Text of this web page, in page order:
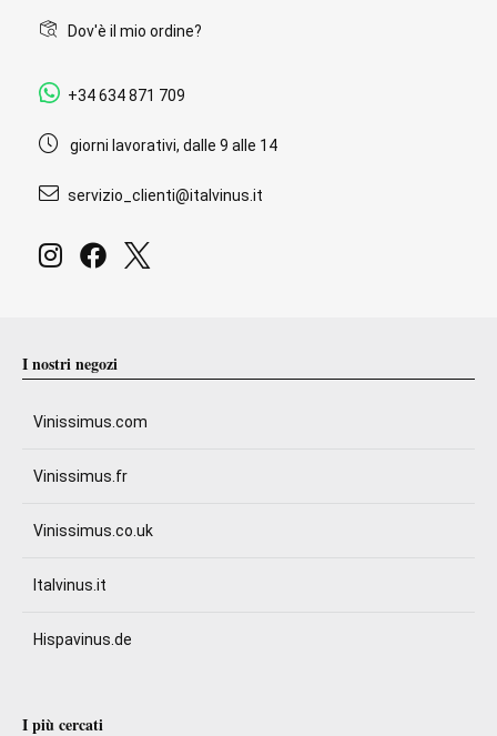
Dov'è il mio ordine?
+34 634 871 709
giorni lavorativi, dalle 9 alle 14
servizio_clienti@italvinus.it
I nostri negozi
Vinissimus.com
Vinissimus.fr
Vinissimus.co.uk
Italvinus.it
Hispavinus.de
I più cercati